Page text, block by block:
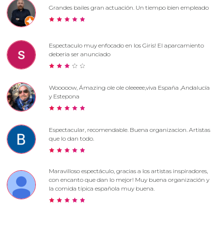
Grandes bailes gran actuación. Un tiempo bien empleado
Espectaculo muy enfocado en los Giris! El aparcamiento
deberia ser anunciado
Wooooow, Ámazing ole ole oleeeee,viva España ,Andalucía
y Estepona
Espectacular, recomendable. Buena organizacion. Artistas
que lo dan todo.
Maravilloso espectáculo, gracias a los artistas inspiradores,
con encanto que dan lo mejor! Muy buena organización y
la comida típica española muy buena.